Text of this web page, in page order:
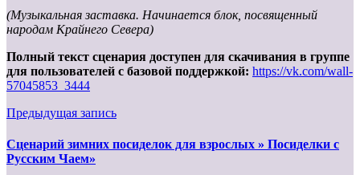
(Музыкальная заставка. Начинается блок, посвященный
народам Крайнего Севера)
Полный текст сценария доступен для скачивания в группе
для пользователей с базовой поддержкой: https://vk.com/wall-
57045853_3444
Предыдущая запись
Сценарий зимних посиделок для взрослых » Посиделки с
Русским Чаем»